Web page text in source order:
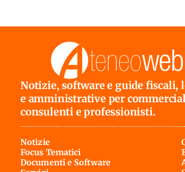
Notizie, software e guide fiscali,
e amministrative per
consulenti e professionisti.
Notizie
Focus Tematici
Documenti e Software